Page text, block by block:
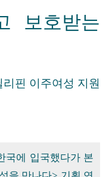
보호받는
핀 이주여성 지원
국에 입국했다가 본